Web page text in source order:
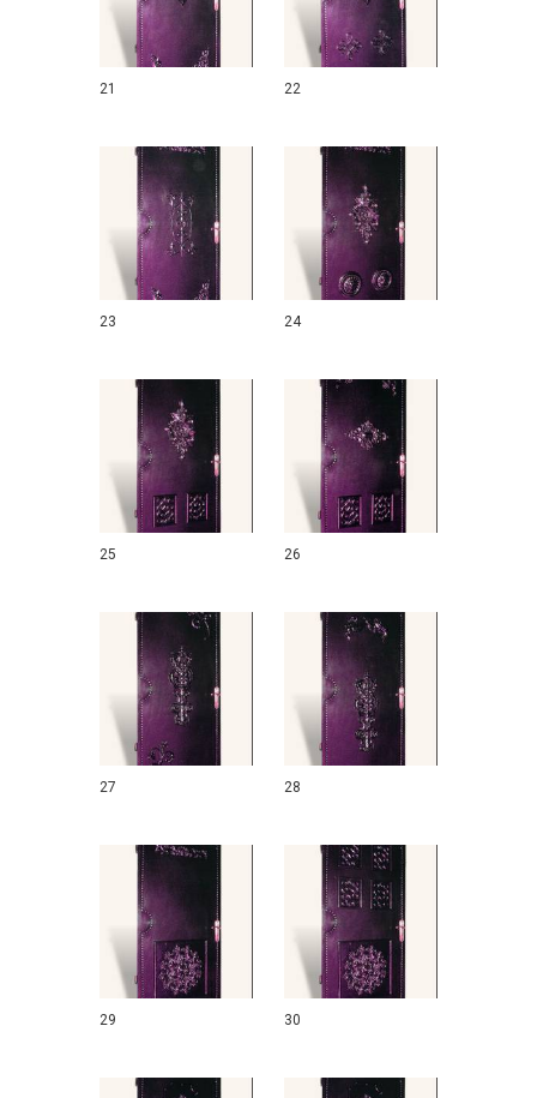
21 22
23 24
25 26
27 28
29 30